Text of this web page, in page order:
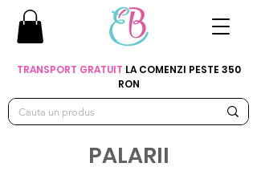
TRANSPORT GRATUIT LA COMENZI PESTE 350
RON
PALARII